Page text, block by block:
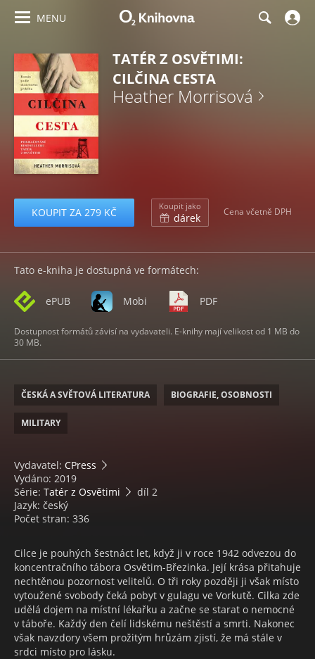
MENU
TATÉR Z OSVĚTIMI:
CILČINA CESTA
Heather Morrisová
KOUPIT ZA 279 KČ Koupit jako
dárek Cena včetně DPH
Tato e-kniha je dostupná ve formátech:
ePUB Mobi PDF
Dostupnost formátů závisí na vydavateli. E-knihy mají velikost od 1 MB do
30 MB.
ČESKÁ A SVĚTOVÁ LITERATURA BIOGRAFIE, OSOBNOSTI
MILITARY
Vydavatel: CPress
Vydáno: 2019
Série: Tatér z Osvětimi
díl 2
Jazyk: český
Počet stran: 336
Cilce je pouhých šestnáct let, když ji v roce 1942 odvezou do
koncentračního tábora Osvětim-Březinka. Její krása přitahuje
nechtěnou pozornost velitelů. O tři roky později ji však místo
vytoužené svobody čeká pobyt v gulagu ve Vorkutě. Cilka zde
udělá dojem na místní lékařku a začne se starat o nemocné
v táboře. Každý den čelí lidskému neštěstí a smrti. Nakonec
však navzdory všem prožitým hrůzám zjistí, že má stále v
srdci místo pro lásku.